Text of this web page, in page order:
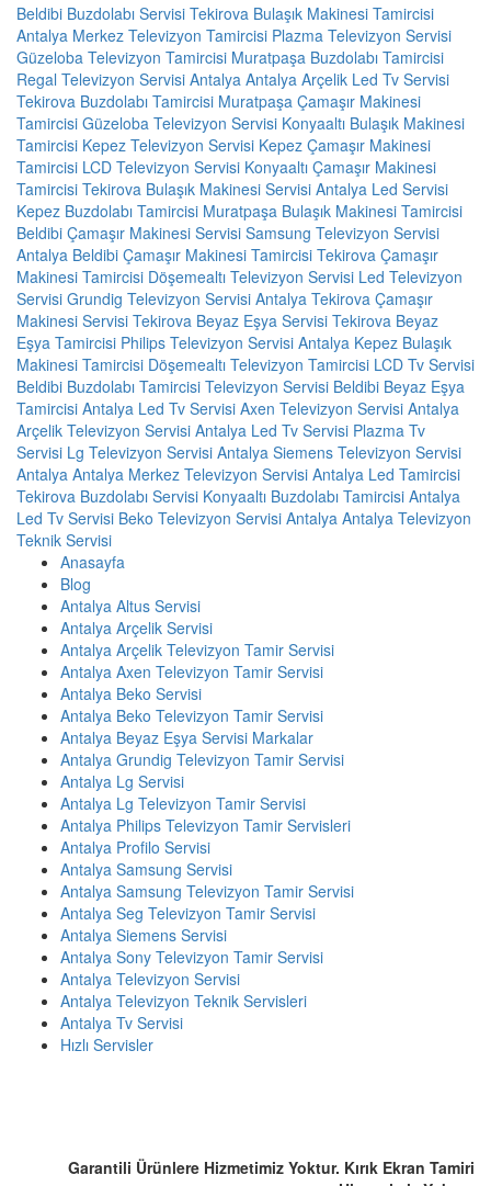
Beldibi Buzdolabı Servisi Tekirova Bulaşık Makinesi Tamircisi
Antalya Merkez Televizyon Tamircisi Plazma Televizyon Servisi
Güzeloba Televizyon Tamircisi Muratpaşa Buzdolabı Tamircisi
Regal Televizyon Servisi Antalya Antalya Arçelik Led Tv Servisi
Tekirova Buzdolabı Tamircisi Muratpaşa Çamaşır Makinesi
Tamircisi Güzeloba Televizyon Servisi Konyaaltı Bulaşık Makinesi
Tamircisi Kepez Televizyon Servisi Kepez Çamaşır Makinesi
Tamircisi LCD Televizyon Servisi Konyaaltı Çamaşır Makinesi
Tamircisi Tekirova Bulaşık Makinesi Servisi Antalya Led Servisi
Kepez Buzdolabı Tamircisi Muratpaşa Bulaşık Makinesi Tamircisi
Beldibi Çamaşır Makinesi Servisi Samsung Televizyon Servisi
Antalya Beldibi Çamaşır Makinesi Tamircisi Tekirova Çamaşır
Makinesi Tamircisi Döşemealtı Televizyon Servisi Led Televizyon
Servisi Grundig Televizyon Servisi Antalya Tekirova Çamaşır
Makinesi Servisi Tekirova Beyaz Eşya Servisi Tekirova Beyaz
Eşya Tamircisi Philips Televizyon Servisi Antalya Kepez Bulaşık
Makinesi Tamircisi Döşemealtı Televizyon Tamircisi LCD Tv Servisi
Beldibi Buzdolabı Tamircisi Televizyon Servisi Beldibi Beyaz Eşya
Tamircisi Antalya Led Tv Servisi Axen Televizyon Servisi Antalya
Arçelik Televizyon Servisi Antalya Led Tv Servisi Plazma Tv
Servisi Lg Televizyon Servisi Antalya Siemens Televizyon Servisi
Antalya Antalya Merkez Televizyon Servisi Antalya Led Tamircisi
Tekirova Buzdolabı Servisi Konyaaltı Buzdolabı Tamircisi Antalya
Led Tv Servisi Beko Televizyon Servisi Antalya Antalya Televizyon
Teknik Servisi
Anasayfa
Blog
Antalya Altus Servisi
Antalya Arçelik Servisi
Antalya Arçelik Televizyon Tamir Servisi
Antalya Axen Televizyon Tamir Servisi
Antalya Beko Servisi
Antalya Beko Televizyon Tamir Servisi
Antalya Beyaz Eşya Servisi Markalar
Antalya Grundig Televizyon Tamir Servisi
Antalya Lg Servisi
Antalya Lg Televizyon Tamir Servisi
Antalya Philips Televizyon Tamir Servisleri
Antalya Profilo Servisi
Antalya Samsung Servisi
Antalya Samsung Televizyon Tamir Servisi
Antalya Seg Televizyon Tamir Servisi
Antalya Siemens Servisi
Antalya Sony Televizyon Tamir Servisi
Antalya Televizyon Servisi
Antalya Televizyon Teknik Servisleri
Antalya Tv Servisi
Hızlı Servisler
Garantili Ürünlere Hizmetimiz Yoktur. Kırık Ekran Tamiri